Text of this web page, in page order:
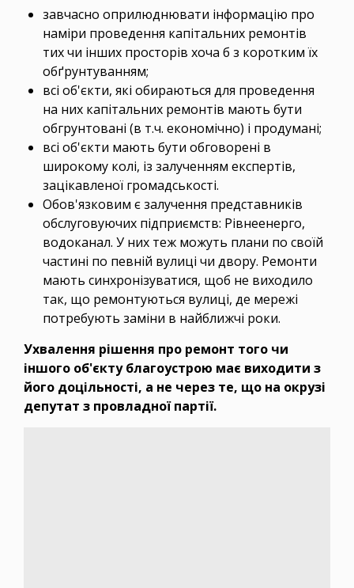
завчасно оприлюднювати інформацію про
наміри проведення капітальних ремонтів
тих чи інших просторів хоча б з коротким їх
обґрунтуванням;
всі об'єкти, які обираються для проведення
на них капітальних ремонтів мають бути
обгрунтовані (в т.ч. економічно) і продумані;
всі об'єкти мають бути обговорені в
широкому колі, із залученням експертів,
зацікавленої громадськості.
Обов'язковим є залучення представників
обслуговуючих підприємств: Рівнеенерго,
водоканал. У них теж можуть плани по своїй
частині по певній вулиці чи двору. Ремонти
мають синхронізуватися, щоб не виходило
так, що ремонтуються вулиці, де мережі
потребують заміни в найближчі роки.
Ухвалення рішення про ремонт того чи
іншого об'єкту благоустрою має виходити з
його доцільності, а не через те, що на окрузі
депутат з провладної партії.